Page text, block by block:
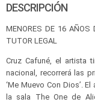
DESCRIPCIÓN
MENORES DE 16 AÑOS
TUTOR LEGAL
Cruz Cafuné, el artista
nacional, recorrerá las
‘Me Muevo Con Dios’.
la sala The One de